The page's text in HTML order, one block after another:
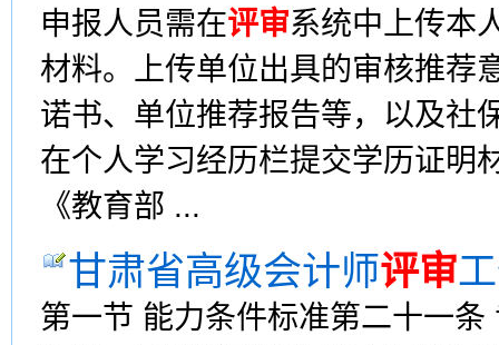
申报人员需在评审系统中上传本
材料。上传单位出具的审核推荐
诺书、单位推荐报告等，以及社
在个人学习经历栏提交学历证明
《教育部 ...
甘肃省高级会计师评审
第一节 能力条件标准第二十一